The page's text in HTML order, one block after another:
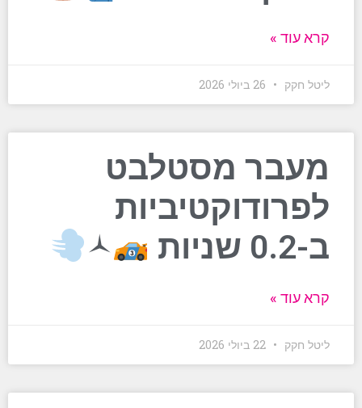
קרא עוד »
ליטל חקק
מעבר מסטלבט
לפרודוקטיביות
ב-0.2 שניות
‍🟀
קרא עוד »
ליטל חקק